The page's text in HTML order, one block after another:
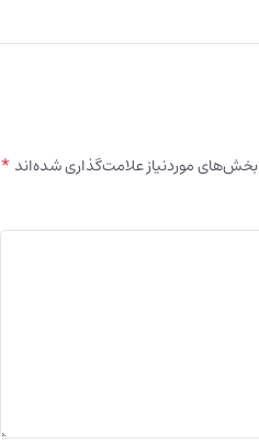
بخش‌های موردنیاز علامت‌گذاری شده‌اند *